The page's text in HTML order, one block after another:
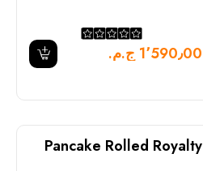
1٬590٫00 ج.م.‏
Pancake Rolled Royalty